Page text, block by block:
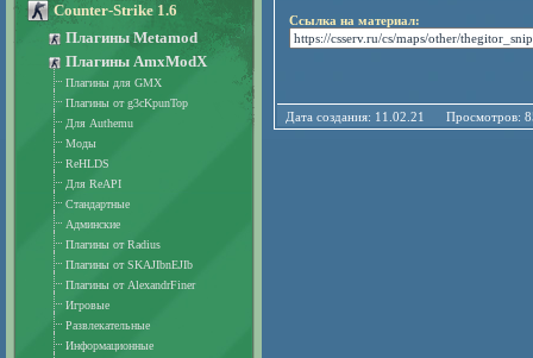
Ссылка на материал:
Дата создания: 11.02.21
Counter-Strike 1.6
Плагины Metamod
Плагины AmxModX
Плагины для GMX
Плагины от g3cKpunTop
Для Authemu
Моды
ReHLDS
Для ReAPI
Стандартные
Админские
Плагины от Radius
Плагины от SKAJIbnEJIb
Плагины от AlexandrFiner
Игровые
Развлекательные
Информационные